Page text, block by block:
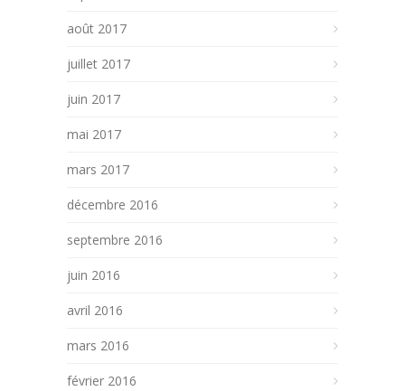
août 2017
juillet 2017
juin 2017
mai 2017
mars 2017
décembre 2016
septembre 2016
juin 2016
avril 2016
mars 2016
février 2016